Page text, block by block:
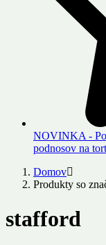
NOVINKA -
podnosov na
Domov
Produkty so
stafford